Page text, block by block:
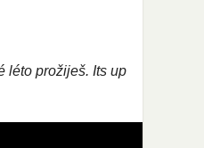
léto prožiješ. Its up